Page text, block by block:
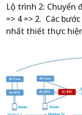
Lộ trình 2: Chuyển
=> 4 => 2. Các
nhất thiết thực